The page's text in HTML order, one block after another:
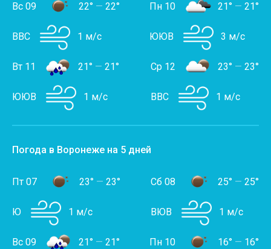
Вс 09 22° — 22°
ВВС 1 м/с
Пн 10 21° — 21°
ЮЮВ 3 м/с
Вт 11 21° — 21°
ЮЮВ 1 м/с
Ср 12 23° — 23°
ВВС 1 м/с
Погода в Воронеже на 5 дней
Пт 07 23° — 23°
Ю 1 м/с
Сб 08 25° — 25°
ВЮВ 1 м/с
Вс 09 21° — 21° Пн 10 16° — 16°